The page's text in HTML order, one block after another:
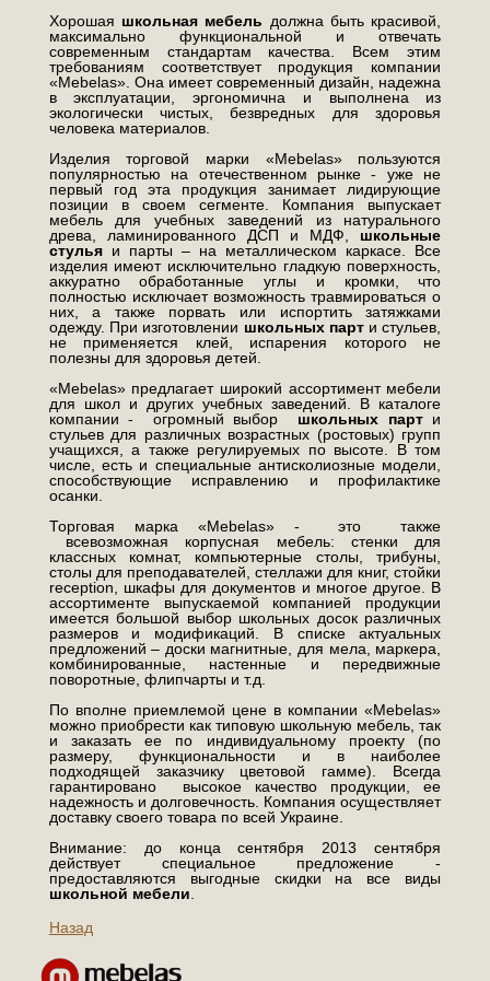
Хорошая школьная мебель должна быть красивой,
максимально функциональной и отвечать
современным стандартам качества. Всем этим
требованиям соответствует продукция компании
«Mebelas». Она имеет современный дизайн, надежна
в эксплуатации, эргономична и выполнена из
экологически чистых, безвредных для здоровья
человека материалов.
Изделия торговой марки «Mebelas» пользуются
популярностью на отечественном рынке - уже не
первый год эта продукция занимает лидирующие
позиции в своем сегменте. Компания выпускает
мебель для учебных заведений из натурального
древа, ламинированного ДСП и МДФ, школьные
стулья и парты – на металлическом каркасе. Все
изделия имеют исключительно гладкую поверхность,
аккуратно обработанные углы и кромки, что
полностью исключает возможность травмироваться о
них, а также порвать или испортить затяжками
одежду. При изготовлении школьных парти стульев,
не применяется клей, испарения которого не
полезны для здоровья детей.
«Mebelas» предлагает широкий ассортимент мебели
для школ и других учебных заведений. В каталоге
компании - огромный выбор школьных парт и
стульев для различных возрастных (ростовых) групп
учащихся, а также регулируемых по высоте. В том
числе, есть и специальные антисколиозные модели,
способствующие исправлению и профилактике
осанки.
Торговая марка «Mebelas» - это также
всевозможная корпусная мебель: стенки для
классных комнат, компьютерные столы, трибуны,
столы для преподавателей, стеллажи для книг, стойки
reception, шкафы для документов и многое другое. В
ассортименте выпускаемой компанией продукции
имеется большой выбор школьных досок различных
размеров и модификаций. В списке актуальных
предложений – доски магнитные, для мела, маркера,
комбинированные, настенные и передвижные
поворотные, флипчарты и т.д.
По вполне приемлемой цене в компании «Mebelas»
можно приобрести как типовую школьную мебель, так
и заказать ее по индивидуальному проекту (по
размеру, функциональности и в наиболее
подходящей заказчику цветовой гамме). Всегда
гарантировано высокое качество продукции, ее
надежность и долговечность. Компания осуществляет
доставку своего товара по всей Украине.
Внимание: до конца сентября 2013 сентября
действует специальное предложение -
предоставляются выгодные скидки на все виды
школьной мебели
Назад